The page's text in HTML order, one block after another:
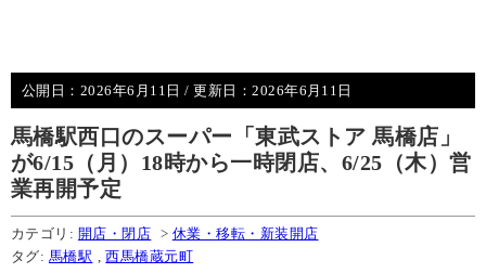
公開日： 2026年6月11日 / 更新日：2026年6月11日
馬橋駅西口のスーパー「東武ストア 馬橋店」
が6/15（月）18時から一時閉店、6/25（木）営
業再開予定
カテゴリ: 開店・閉店 > 休業・移転・新装開店
タグ: 馬橋駅 ,西馬橋蔵元町